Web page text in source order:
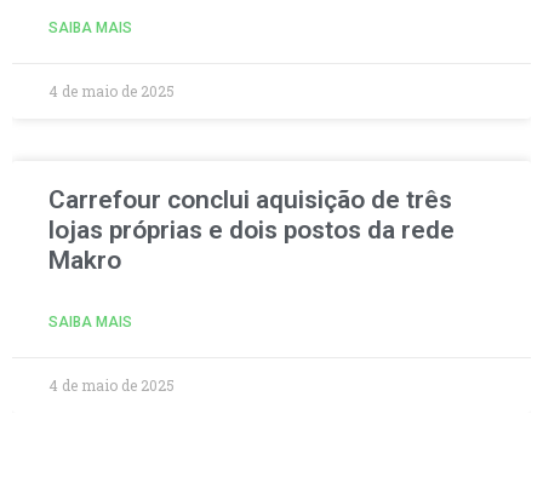
SAIBA MAIS
4 de maio de 2025
Carrefour conclui aquisição de três
lojas próprias e dois postos da rede
Makro
SAIBA MAIS
4 de maio de 2025